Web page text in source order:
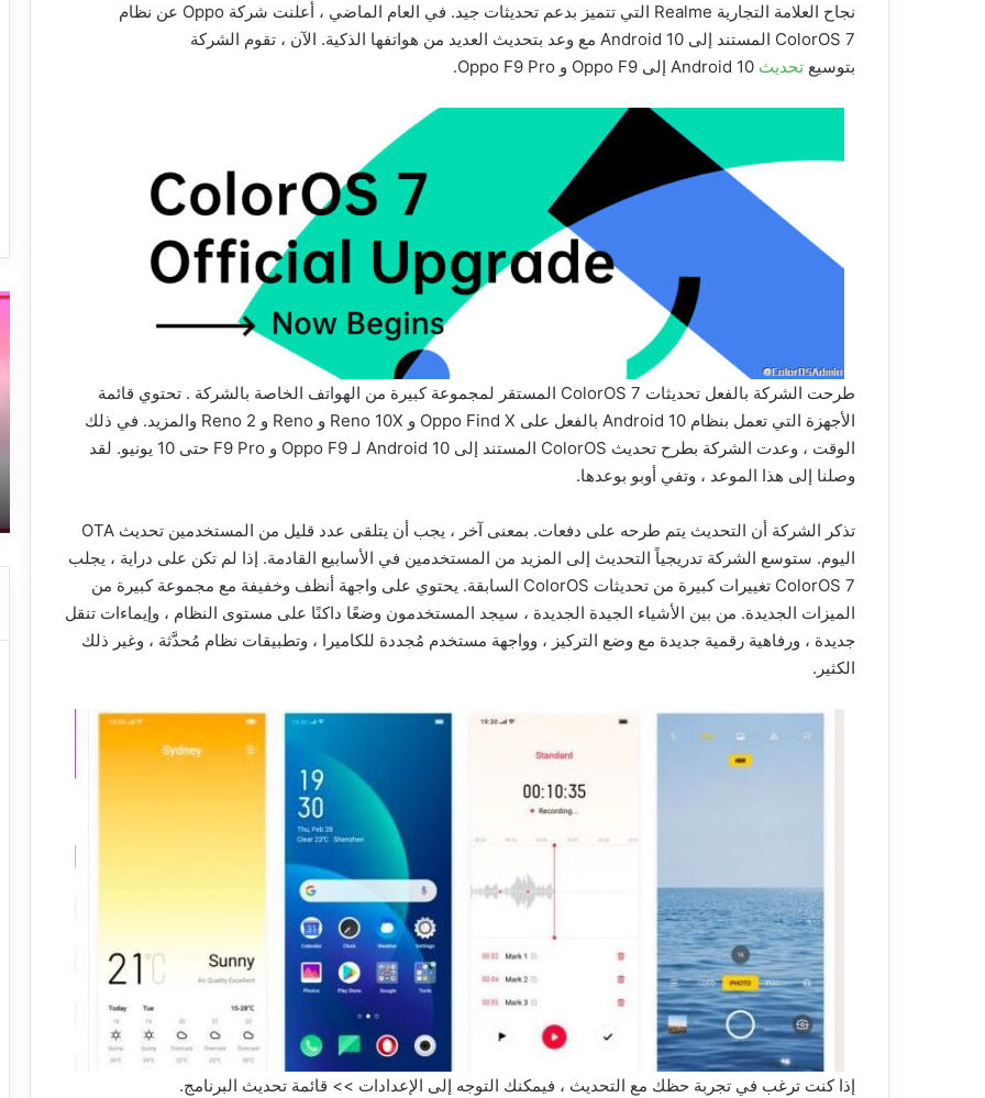
نجاح العلامة التجارية Realme التي تتميز بدعم تحديثات جيد. في العام الماضي ، أعلنت شركة Oppo عن نظام
ColorOS 7 المستند إلى Android 10 مع وعد بتحديث العديد من هواتفها الذكية. الآن ، تقوم الشركة
بتوسيع تحديث
طرحت الشركة بالفعل تحديثات ColorOS 7 المستقر لمجموعة كبيرة من الهواتف الخاصة بالشركة . تحتوي قائمة
الأجهزة التي تعمل بنظام Android 10 بالفعل على Oppo Find X و Reno 10X و Reno و Reno 2 والمزيد. في ذلك
الوقت ، وعدت الشركة بطرح تحديث ColorOS المستند إلى Android 10 لـ Oppo F9 و F9 Pro حتى 10 يونيو. لقد
وصلنا إلى هذا الموعد ، وتفي أوبو بوعدها.
تذكر الشركة أن التحديث يتم طرحه على دفعات. بمعنى آخر ، يجب أن يتلقى عدد قليل من المستخدمين تحديث OTA
اليوم. ستوسع الشركة تدريجياً التحديث إلى المزيد من المستخدمين في الأسابيع القادمة. إذا لم تكن على دراية ، يجلب
ColorOS 7 تغييرات كبيرة من تحديثات ColorOS السابقة. يحتوي على واجهة أنظف وخفيفة مع مجموعة كبيرة من
الميزات الجديدة. من بين الأشياء الجيدة الجديدة ، سيجد المستخدمون وضعًا داكنًا على مستوى النظام ، وإيماءات تنقل
جديدة ، ورفاهية رقمية جديدة مع وضع التركيز ، وواجهة مستخدم مُجددة للكاميرا ، وتطبيقات نظام مُحدَّثة ، وغير ذلك
الكثير.
إذا كنت ترغب في تجربة حظك مع التحديث ، فيمكنك التوجه إلى الإعدادات >> قائمة تحديث البرنامج.
القديمة و
شخص
على
الإنترنت
مع
إلغاء
تتبعك
26 يناير، 2023
إبحث عن أي شخص على الإنترنت بصورته
أقوى
طريقة
لإزالة
العلامة
المائية
من
الفيديو
14 يناير، 2023